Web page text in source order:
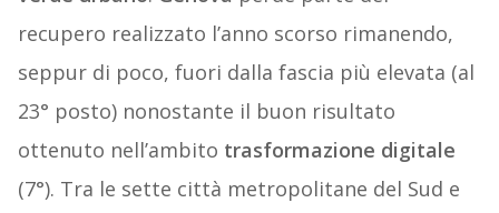
recupero realizzato l’anno scorso rimanendo,
seppur di poco, fuori dalla fascia più elevata (al
23° posto) nonostante il buon risultato
ottenuto nell’ambito trasformazione digitale
(7°). Tra le sette città metropolitane del Sud e